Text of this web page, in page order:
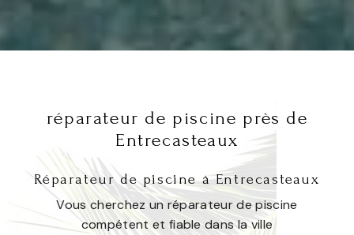
réparateur de piscine près de
Entrecasteaux
Réparateur de piscine à Entrecasteaux
Vous cherchez un réparateur de piscine
compétent et fiable dans la ville